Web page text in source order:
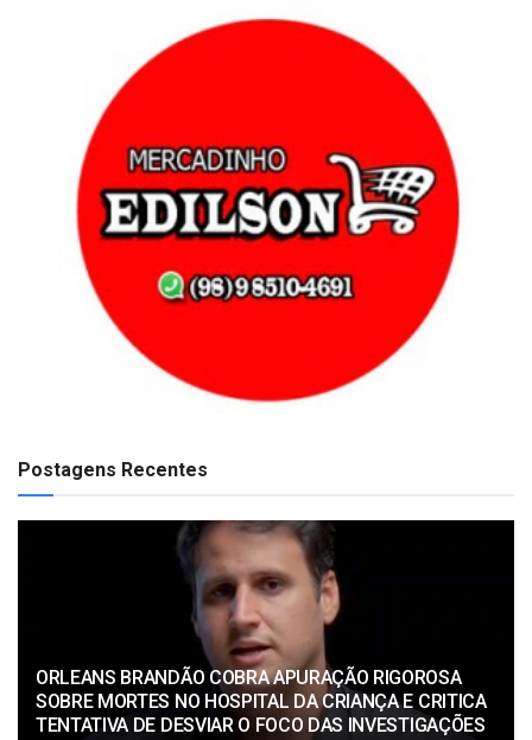
Postagens Recentes
ORLEANS BRANDÃO COBRA APURAÇÃO RIGOROSA
SOBRE MORTES NO HOSPITAL DA CRIANÇA E CRITICA
TENTATIVA DE DESVIAR O FOCO DAS INVESTIGAÇÕES